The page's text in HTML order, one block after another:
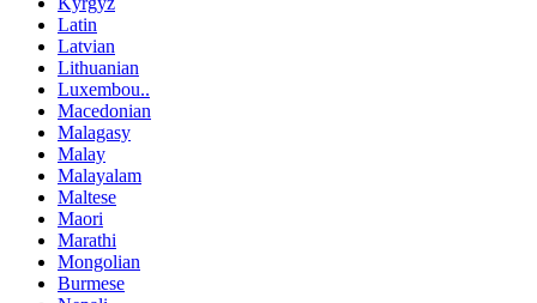
Latin
Latvian
Lithuanian
Luxembou..
Macedonian
Malagasy
Malay
Malayalam
Maltese
Maori
Marathi
Mongolian
Burmese